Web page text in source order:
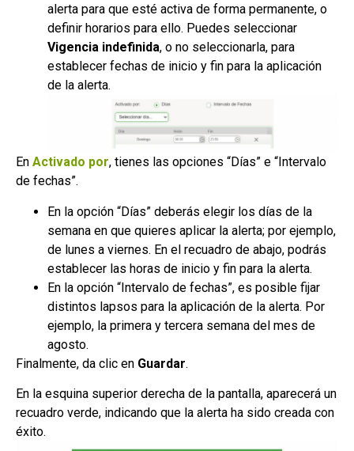
alerta para que esté activa de forma permanente, o
definir horarios para ello. Puedes seleccionar
Vigencia indefinida, o no seleccionarla, para
establecer fechas de inicio y fin para la aplicación
de la alerta.
En Activado por, tienes las opciones “Días” e “Intervalo
de fechas”.
En la opción “Días” deberás elegir los días de la
semana en que quieres aplicar la alerta; por ejemplo,
de lunes a viernes. En el recuadro de abajo, podrás
establecer las horas de inicio y fin para la alerta.
En la opción “Intervalo de fechas”, es posible fijar
distintos lapsos para la aplicación de la alerta. Por
ejemplo, la primera y tercera semana del mes de
agosto.
Finalmente, da clic en Guardar.
En la esquina superior derecha de la pantalla, aparecerá un
recuadro verde, indicando que la alerta ha sido creada con
éxito.